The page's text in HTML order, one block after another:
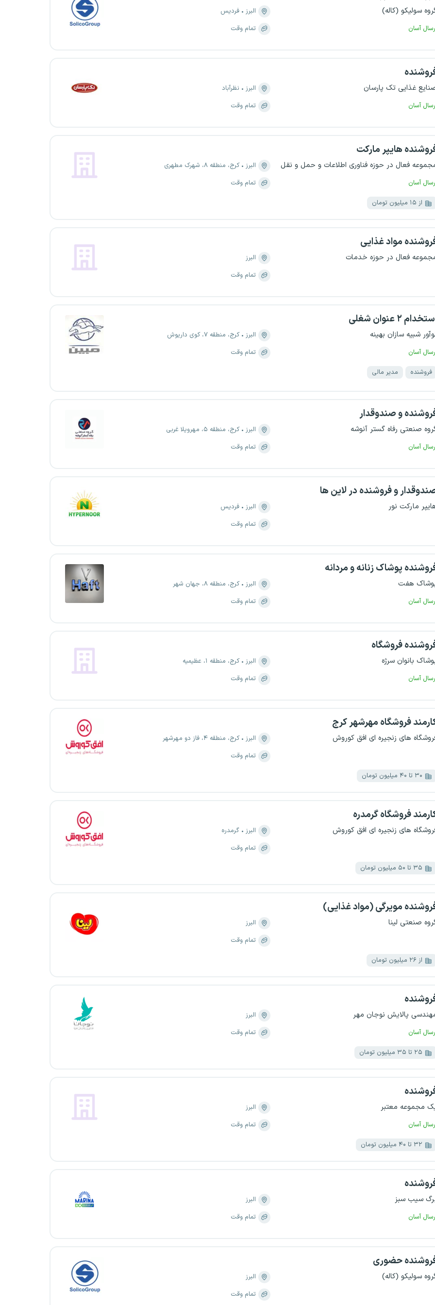
سولیکو (کاله)
آسان
البرز
فردیس
تمام وقت
غذایی تک پارسان
آسان
البرز
نظرآباد
تمام وقت
هایپر مارکت
فعال در حوزه فناوری اطلاعات و حمل و نقل
آسان
البرز
کرج، منطقه ۸، شهرک مطهری
تمام وقت
از ۱۵ میلیون تومان
مواد غذایی
فعال در حوزه خدمات
البرز
تمام وقت
۲ عنوان شغلی
شبیه سازان بهینه
آسان
البرز
کرج، منطقه ۷، کوی داریوش
تمام وقت
فروشنده مدیر مالی
و صندوقدار
صنعتی رفاه گستر آنوشه
آسان
البرز
کرج، منطقه ۵، مهرویلا غربی
تمام وقت
و فروشنده در لاین ها
مارکت نور البرز
فردیس
تمام وقت
پوشاک زنانه و مردانه
هفت
آسان
البرز
کرج، منطقه ۸، جهان شهر
تمام وقت
فروشگاه
بانوان سرژه
آسان
البرز
کرج، منطقه ۱، عظیمیه
تمام وقت
فروشگاه مهرشهر کرج
های زنجیره ای افق کوروش البرز
کرج، منطقه ۴، فاز دو مهرشهر
تمام وقت
۳۰ تا ۴۰ میلیون تومان
فروشگاه گرمدره
های زنجیره ای افق کوروش البرز
گرمدره
تمام وقت
۳۵ تا ۵۰ میلیون تومان
مویرگی (مواد غذایی)
صنعتی لینا
البرز
تمام وقت
از ۲۶ میلیون تومان
پالایش نوجان مهر
آسان
البرز
تمام وقت
۲۵ تا ۳۵ میلیون تومان
مجموعه معتبر
آسان
البرز
تمام وقت
۳۲ تا ۴۰ میلیون تومان
سیب سبز
آسان
البرز
تمام وقت
حضوری
سولیکو (کاله)
البرز
تمام وقت